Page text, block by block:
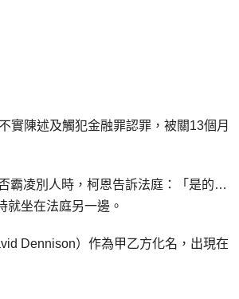
實陳述及觸犯金融罪認罪，被關13個月
霸凌別人時，柯恩告訴法庭：「是的…
就坐在法庭另一邊。
Dennison）作為甲乙方化名，出現在